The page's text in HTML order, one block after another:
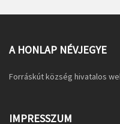
A HONLAP NÉVJEGYE
Forráskút község hivatalos
IMPRESSZUM